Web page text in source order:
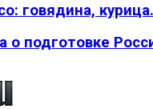
говядина,
о подготовке